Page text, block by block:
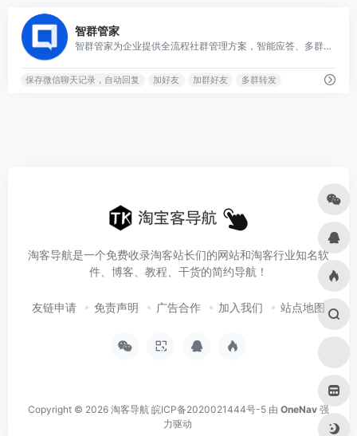
智群管家
智群管家为企业提供全流程社群管理方案，智能应答、多群转播、积分抽奖等多种自动化功能，契合多种社群运营及管理场景，有效提升微信管理效率，让社群管理更规范化、专业化、系统化。
保存微信聊天记录，自动回复 加好友 加群好友 多群转发
淘客导航是一个免费收录淘客站长们的网站和淘客行业知名软
件、博客、教程、干货的简约导航！
友链申请 免责声明 广告合作 加入我们 站点地图
Copyright © 2026 淘客导航 皖ICP备2020021444号-5 由 OneNav 强
力驱动